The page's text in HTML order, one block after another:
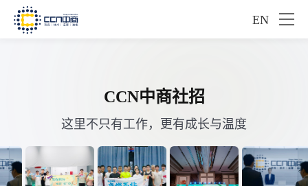
EN
CCN中商社招
这里不只有工作，更有成长与温度